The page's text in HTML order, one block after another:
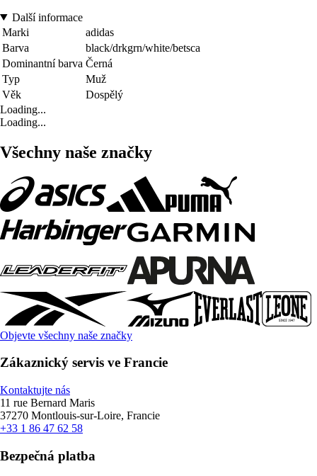
Další informace
Marki
adidas
Barva
black/drkgrn/white/betsca
Dominantní barva Černá
Typ
Muž
Věk
Dospělý
Loading...
Loading...
Všechny naše značky
Objevte všechny naše značky
Zákaznický servis ve Francie
Kontaktujte nás
11 rue Bernard Maris
37270 Montlouis-sur-Loire, Francie
+33 1 86 47 62 58
Bezpečná platba